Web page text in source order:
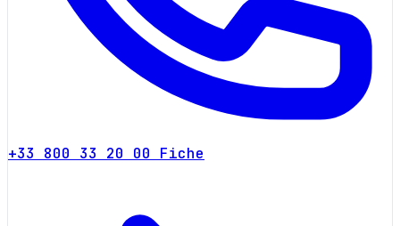
+33 800 33 20 00 Fiche